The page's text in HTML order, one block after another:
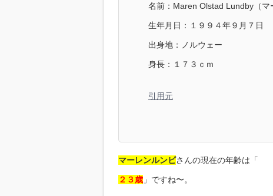
名前：Maren Olstad Lundby（マ
生年月日：１９９４年９月７日
出身地：ノルウェー
身長：１７３ｃｍ
引用元
マーレンルンビさんの現在の年齢は「
２３歳 」ですね〜。